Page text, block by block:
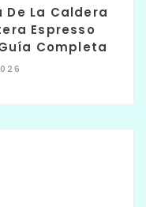
La Caldera
Espresso
Completa